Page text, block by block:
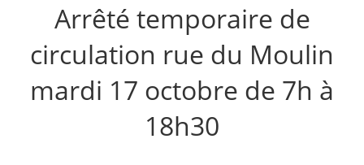
Arrêté temporaire de
circulation rue du Moulin
mardi 17 octobre de 7h à
18h30